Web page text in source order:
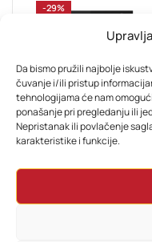
Da bismo pružili najbolje
čuvanje i/ili pristup
tehnologijama će nam
ponašanje pri pregledanju ili
Nepristanak ili povlačenje
karakteristike i funkcije.
-29%
BIJELA TEHNIKA
5.00od 5